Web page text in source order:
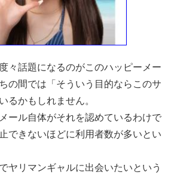
々話題になるのがこのハッピーメー
の間では「そういう目的ならこのサ
るかもしれません。
ール自体がそれを認めているわけで
できないほどに利用者数が多いとい
ヤリマンギャルに出会いたいという